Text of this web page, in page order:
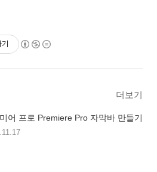
더보기
어 프로 Premiere Pro 자막바 만들기